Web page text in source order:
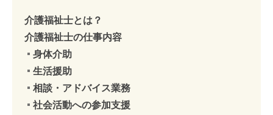
介護福祉士とは？
介護福祉士の仕事内容
身体介助
生活援助
相談・アドバイス業務
社会活動への参加支援